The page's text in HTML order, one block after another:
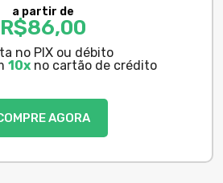
a partir de
R$86,00
no PIX ou débito
10xno cartão de crédito
AGORA